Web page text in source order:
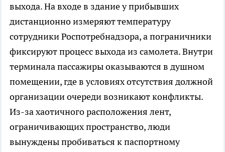
выхода. На входе в здание у прибывших
дистанционно измеряют температуру
сотрудники Роспотребнадзора, а пограничники
фиксируют процесс выхода из самолета. Внутри
терминала пассажиры оказываются в душном
помещении, где в условиях отсутствия должной
организации очереди возникают конфликты.
Из-за хаотичного расположения лент,
ограничивающих пространство, люди
вынуждены пробиваться к паспортному